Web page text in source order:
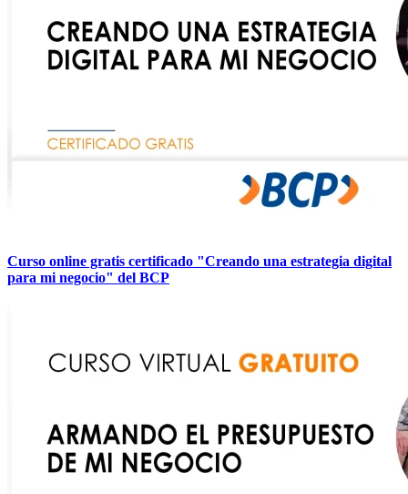
Curso online gratis certificado "Creando una estrategia digital
para mi negocio" del BCP